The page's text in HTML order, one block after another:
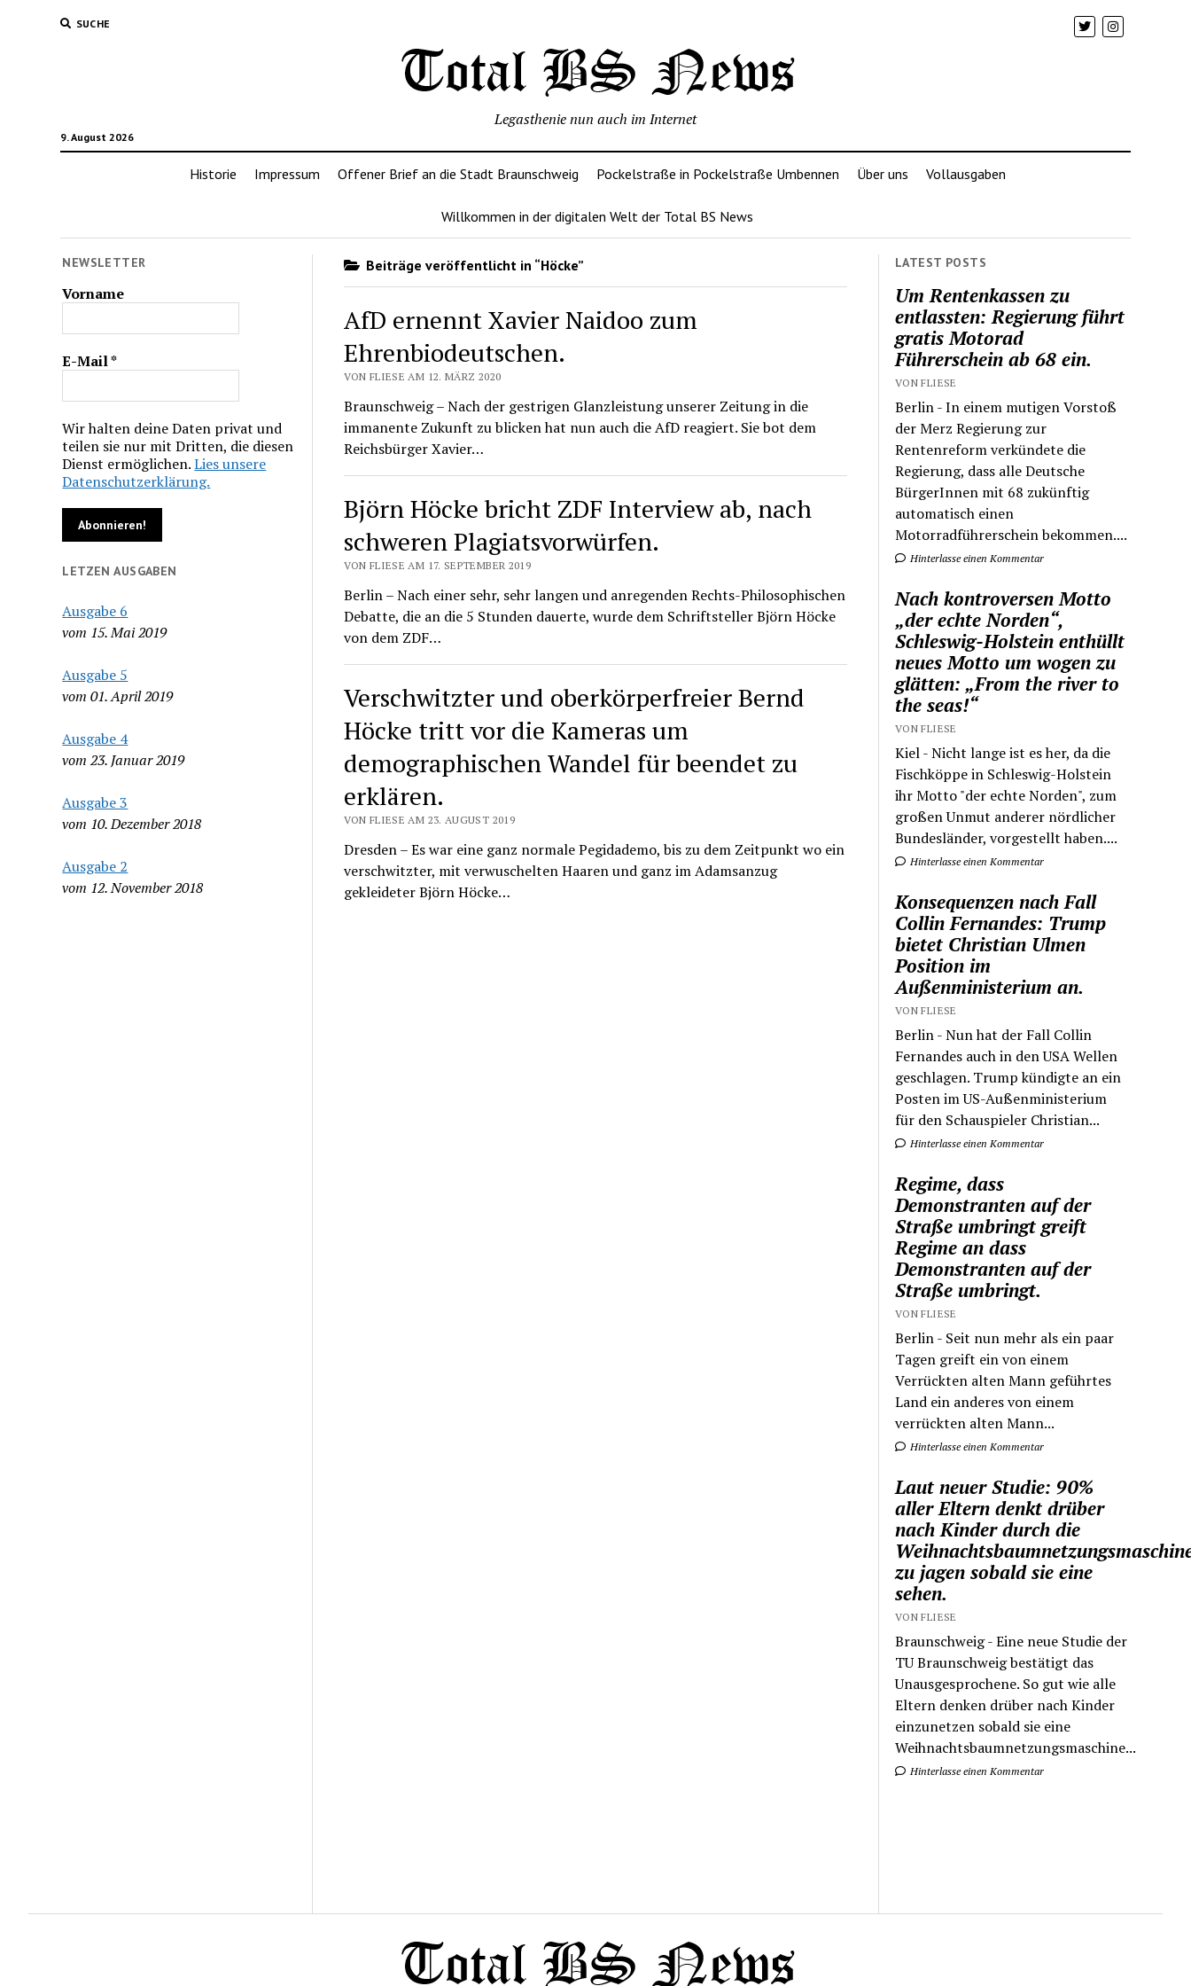
SUCHE
9. August 2026
Legasthenie nun auch im Internet
Historie Impressum Offener Brief an die Stadt Braunschweig Pockelstraße in Pockelstraße Umbennen Über uns Vollausgaben
Willkommen in der digitalen Welt der Total BS News
NEWSLETTER
Vorname
E-Mail*
Wir halten deine Daten privat und
teilen sie nur mit Dritten, die diesen
Dienst ermöglichen.Lies unsere
Datenschutzerklärung.
LETZEN AUSGABEN
Ausgabe 6
vom 15. Mai 2019
Ausgabe 5
vom 01. April 2019
Ausgabe 4
vom 23. Januar 2019
Ausgabe 3
vom 10. Dezember 2018
Ausgabe 2
vom 12. November 2018
Beiträge veröffentlicht in “Höcke”
AfD ernennt Xavier Naidoo zum
Ehrenbiodeutschen.
VON FLIESE AM 12. MÄRZ 2020
Braunschweig – Nach der gestrigen Glanzleistung unserer Zeitung in die
immanente Zukunft zu blicken hat nun auch die AfD reagiert. Sie bot dem
Reichsbürger Xavier…
Björn Höcke bricht ZDF Interview ab, nach
schweren Plagiatsvorwürfen.
VON FLIESE AM 17. SEPTEMBER 2019
Berlin – Nach einer sehr, sehr langen und anregenden Rechts-Philosophischen
Debatte, die an die 5 Stunden dauerte, wurde dem Schriftsteller Björn Höcke
von dem ZDF…
Verschwitzter und oberkörperfreier Bernd
Höcke tritt vor die Kameras um
demographischen Wandel für beendet zu
erklären.
VON FLIESE AM 23. AUGUST 2019
Dresden – Es war eine ganz normale Pegidademo, bis zu dem Zeitpunkt wo ein
verschwitzter, mit verwuschelten Haaren und ganz im Adamsanzug
gekleideter Björn Höcke…
LATEST POSTS
Um Rentenkassen zu
entlassten: Regierung führt
gratis Motorad
Führerschein ab 68 ein.
VON FLIESE
Berlin - In einem mutigen Vorstoß
der Merz Regierung zur
Rentenreform verkündete die
Regierung, dass alle Deutsche
BürgerInnen mit 68 zukünftig
automatisch einen
Motorradführerschein bekommen....
Hinterlasse einen Kommentar
Nach kontroversen Motto
„der echte Norden“,
Schleswig-Holstein enthüllt
neues Motto um wogen zu
glätten: „From the river to
the seas!“
VON FLIESE
Kiel - Nicht lange ist es her, da die
Fischköppe in Schleswig-Holstein
ihr Motto "der echte Norden", zum
großen Unmut anderer nördlicher
Bundesländer, vorgestellt haben....
Hinterlasse einen Kommentar
Konsequenzen nach Fall
Collin Fernandes: Trump
bietet Christian Ulmen
Position im
Außenministerium an.
VON FLIESE
Berlin - Nun hat der Fall Collin
Fernandes auch in den USA Wellen
geschlagen. Trump kündigte an ein
Posten im US-Außenministerium
für den Schauspieler Christian...
Hinterlasse einen Kommentar
Regime, dass
Demonstranten auf der
Straße umbringt greift
Regime an dass
Demonstranten auf der
Straße umbringt.
VON FLIESE
Berlin - Seit nun mehr als ein paar
Tagen greift ein von einem
Verrückten alten Mann geführtes
Land ein anderes von einem
verrückten alten Mann...
Hinterlasse einen Kommentar
Laut neuer Studie: 90%
aller Eltern denkt drüber
nach Kinder durch die
zu jagen sobald sie eine
sehen.
VON FLIESE
Braunschweig - Eine neue Studie der
TU Braunschweig bestätigt das
Unausgesprochene. So gut wie alle
Eltern denken drüber nach Kinder
einzunetzen sobald sie eine
Weihnachtsbaumnetzungsmaschine...
Hinterlasse einen Kommentar